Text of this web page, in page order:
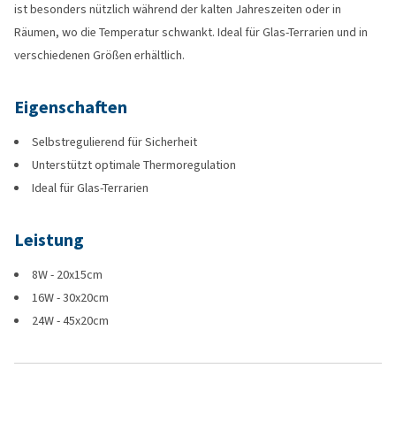
ist besonders nützlich während der kalten Jahreszeiten oder in
Räumen, wo die Temperatur schwankt. Ideal für Glas-Terrarien und in
verschiedenen Größen erhältlich.
Eigenschaften
Selbstregulierend für Sicherheit
Unterstützt optimale Thermoregulation
Ideal für Glas-Terrarien
Leistung
8W - 20x15cm
16W - 30x20cm
24W - 45x20cm